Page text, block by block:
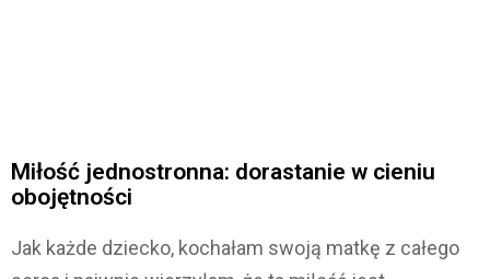
Miłość jednostronna: dorastanie w cieniu
obojętności
Jak każde dziecko, kochałam swoją matkę z całego